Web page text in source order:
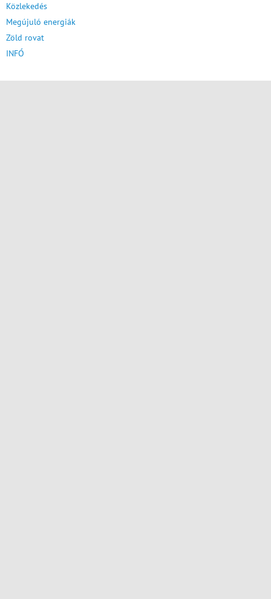
Közlekedés
Megújuló energiák
Zöld rovat
INFÓ